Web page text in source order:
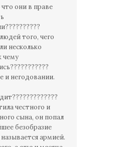
они в праве
того, чего
несколько
чему
и негодовании.
честного и
сына, он попал
безобразие
армией.